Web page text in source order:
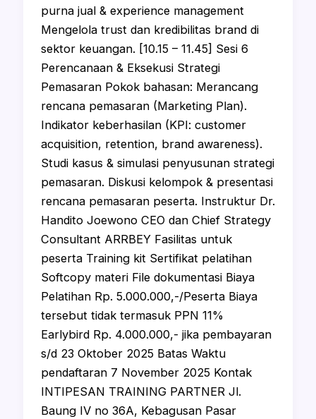
purna jual & experience management
Mengelola trust dan kredibilitas brand di
sektor keuangan. [10.15 – 11.45] Sesi 6
Perencanaan & Eksekusi Strategi
Pemasaran Pokok bahasan: Merancang
rencana pemasaran (Marketing Plan).
Indikator keberhasilan (KPI: customer
acquisition, retention, brand awareness).
Studi kasus & simulasi penyusunan strategi
pemasaran. Diskusi kelompok & presentasi
rencana pemasaran peserta. Instruktur Dr.
Handito Joewono CEO dan Chief Strategy
Consultant ARRBEY Fasilitas untuk
peserta Training kit Sertifikat pelatihan
Softcopy materi File dokumentasi Biaya
Pelatihan Rp. 5.000.000,-/Peserta Biaya
tersebut tidak termasuk PPN 11%
Earlybird Rp. 4.000.000,- jika pembayaran
s/d 23 Oktober 2025 Batas Waktu
pendaftaran 7 November 2025 Kontak
INTIPESAN TRAINING PARTNER Jl.
Baung IV no 36A, Kebagusan Pasar